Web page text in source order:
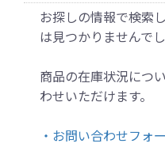
お探しの情報で検索
は見つかりませんでし
商品の在庫状況につ
わせいただけます。
・お問い合わせフォ